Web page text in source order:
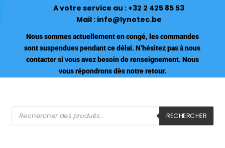
A votre service au : +32 2 425 85 53
Mail : info@lynotec.be
Nous sommes actuellement en congé, les commandes
sont suspendues pendant ce délai. N’hésitez pas à nous
contacter si vous avez besoin de renseignement. Nous
vous répondrons dès notre retour.
Recherche
de
produits
RECHERCHER